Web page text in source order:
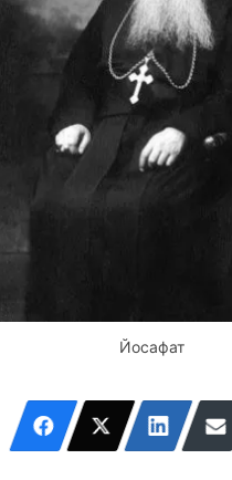
Йосафат